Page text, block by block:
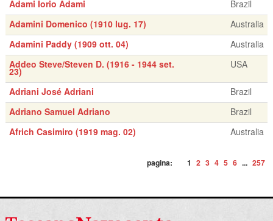
Adami Iorio Adami
Brazil
Adamini Domenico (1910 lug. 17)
Australia
Adamini Paddy (1909 ott. 04)
Australia
Addeo Steve/Steven D. (1916 - 1944 set.
23)
USA
Adriani José Adriani
Brazil
Adriano Samuel Adriano
Brazil
Africh Casimiro (1919 mag. 02)
Australia
pagina: 1 2 3 4 5 6 ... 257